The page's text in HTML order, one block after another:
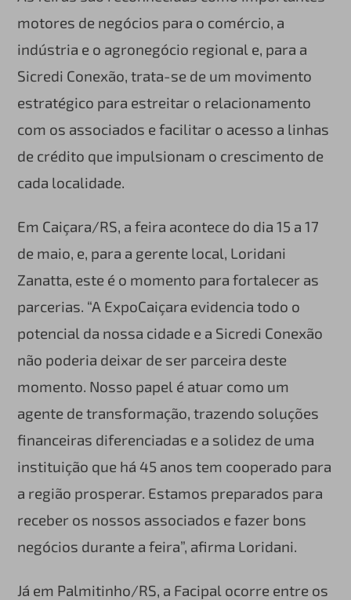
motores de negócios para o comércio, a
indústria e o agronegócio regional e, para a
Sicredi Conexão, trata-se de um movimento
estratégico para estreitar o relacionamento
com os associados e facilitar o acesso a linhas
de crédito que impulsionam o crescimento de
cada localidade.
Em Caiçara/RS, a feira acontece do dia 15 a 17
de maio, e, para a gerente local, Loridani
Zanatta, este é o momento para fortalecer as
parcerias. “A ExpoCaiçara evidencia todo o
potencial da nossa cidade e a Sicredi Conexão
não poderia deixar de ser parceira deste
momento. Nosso papel é atuar como um
agente de transformação, trazendo soluções
financeiras diferenciadas e a solidez de uma
instituição que há 45 anos tem cooperado para
a região prosperar. Estamos preparados para
receber os nossos associados e fazer bons
negócios durante a feira”, afirma Loridani.
Já em Palmitinho/RS, a Facipal ocorre entre os